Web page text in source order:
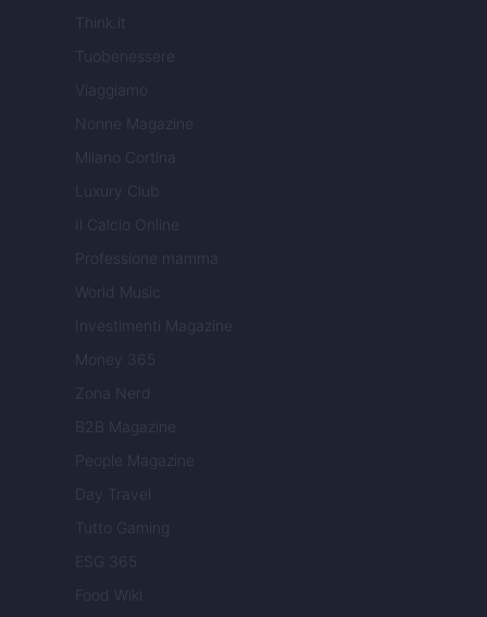
Think.it
Tuobenessere
Viaggiamo
Nonne Magazine
Milano Cortina
Luxury Club
Il Calcio Online
Professione mamma
World Music
Investimenti Magazine
Money 365
Zona Nerd
B2B Magazine
People Magazine
Day Travel
Tutto Gaming
ESG 365
Food Wiki